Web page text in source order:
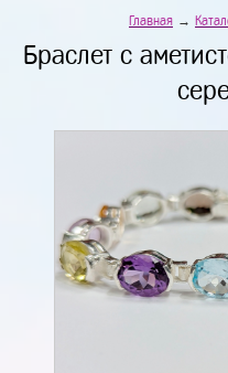
Главная →
Браслет с